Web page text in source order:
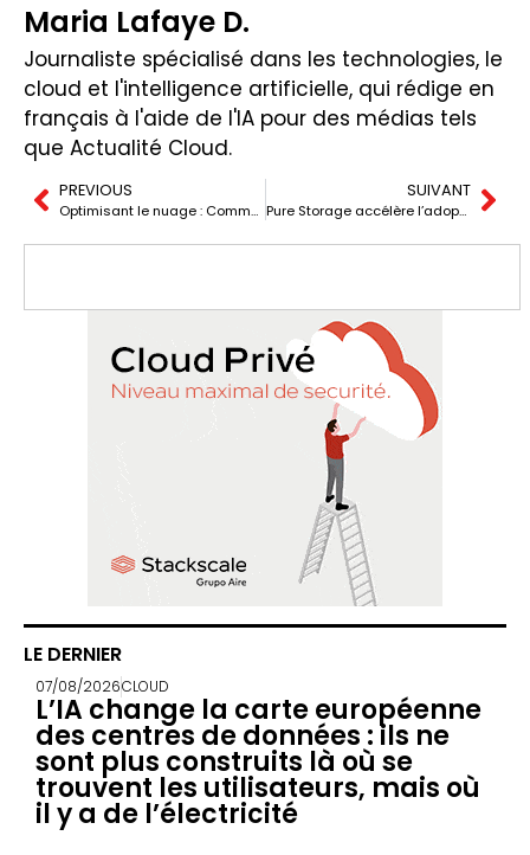
Maria Lafaye D.
Journaliste spécialisé dans les technologies, le
cloud et l'intelligence artificielle, qui rédige en
français à l'aide de l'IA pour des médias tels
que Actualité Cloud.
PREVIOUS
Optimisant le nuage : Comment la virtualisation transforme le nuage privé
SUIVANT
Pure Storage accélère l’adoption de l’IA d’entreprise avec NVIDIA IA pour répondre aux demandes croissantes.
LE DERNIER
07/08/2026CLOUD
L’IA change la carte européenne
des centres de données : ils ne
sont plus construits là où se
trouvent les utilisateurs, mais où
il y a de l’électricité